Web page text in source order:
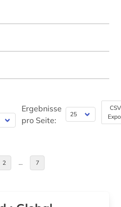
(1)
Ergebnisse
pro Seite:
2 … 7